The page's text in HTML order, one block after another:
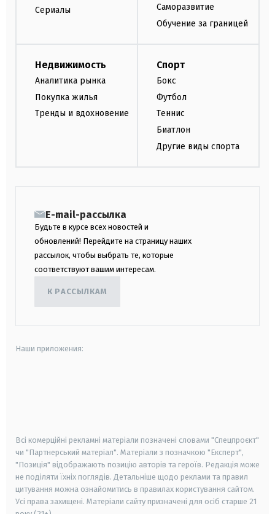
Сериалы
Саморазвитие
Обучение за границей
Недвижимость
Аналитика рынка
Покупка жилья
Тренды и вдохновение
Спорт
Бокс
Футбол
Теннис
Биатлон
Другие виды спорта
E-mail-рассылка
Будьте в курсе всех новостей и
обновлений! Перейдите на страницу наших
рассылок, чтобы выбрать те, которые
соответствуют вашим интересам.
К РАССЫЛКАМ
Наши приложения:
Всі комерційні рекламні матеріали позначені словами "Спецпроєкт"
чи "Партнерський матеріал". Матеріали з позначкою "Експерт",
"Позиція" відображають позицію авторів та героїв. Редакція може
не поділяти їхніх поглядів. Детальніше щодо реклами та правил
цитування можна ознайомитись в правилах користування сайтом.
Усі права захищені. Матеріали сайту призначені для осіб старше 21